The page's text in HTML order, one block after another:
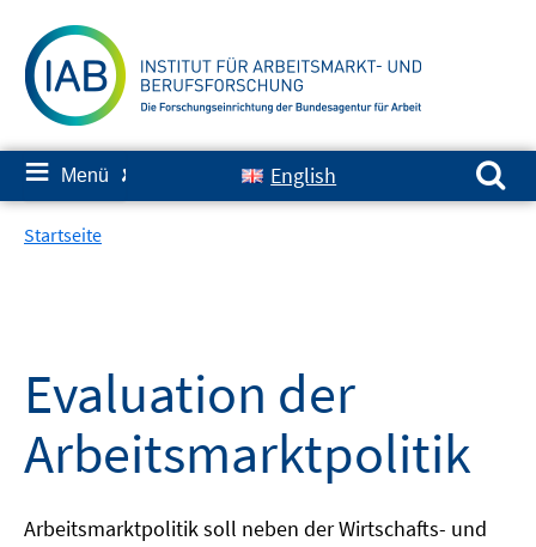
zum
Inhalt
≡ Menü ✘ English
Suchen nach:
Startseite
Evaluation der
Arbeitsmarktpolitik
Arbeitsmarktpolitik soll neben der Wirtschafts- und